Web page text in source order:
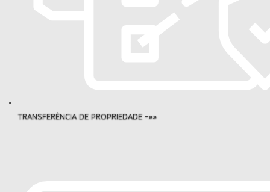
TRANSFERÊNCIA DE PROPRIEDADE -»»